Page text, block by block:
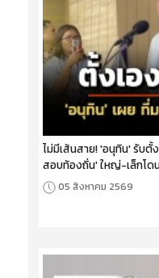
ไม่มีเส้นสาย! 'อนุทิน' รับตั้
สอบท้องถิ่น' ใหญ่-เล็กโด
05 สิงหาคม 2569